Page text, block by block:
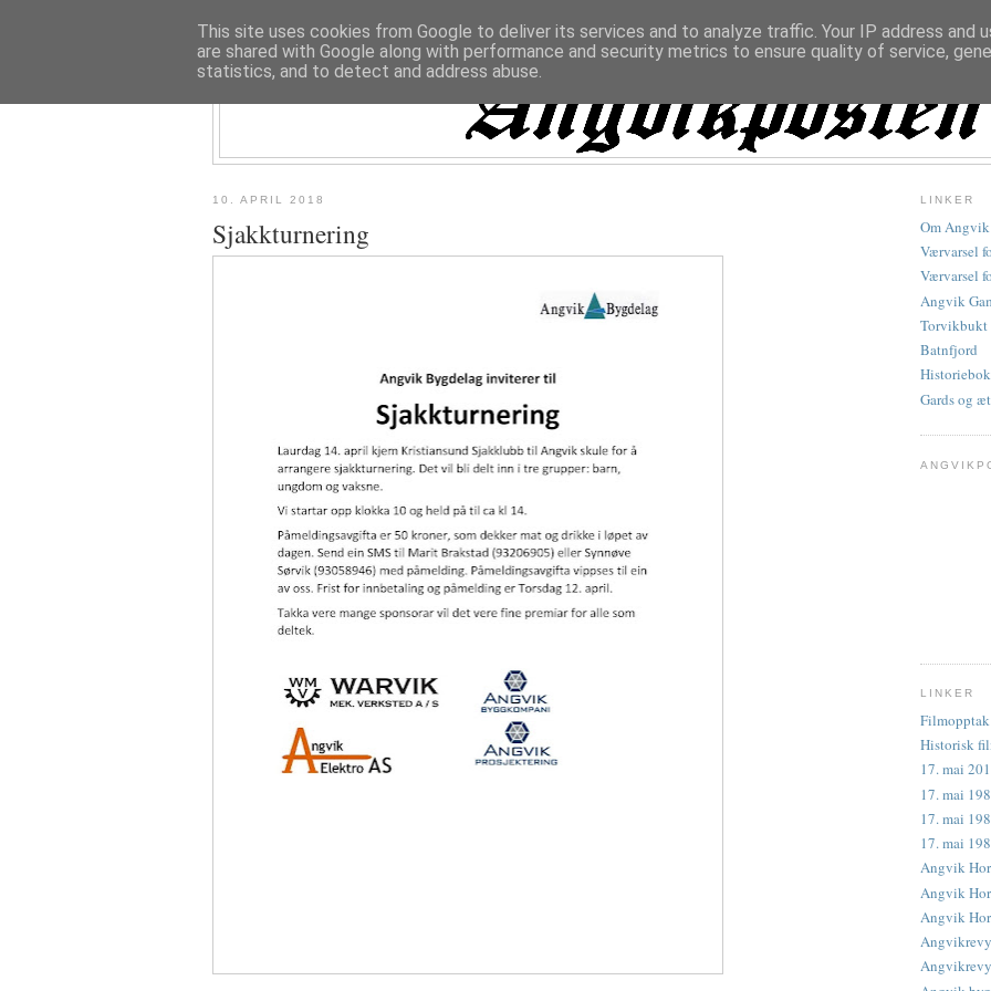
10. APRIL 2018
Sjakkturnering
LINKER
Om Angvik
Værvarsel
Værvarsel
Angvik
Torvikbukt
Batnfjord
Gards og
LINKER
Historisk
17. mai
17. mai
17. mai
17. mai
Angvik
Angvik
Angvik
This site uses cookies from Google to deliver its services and to analyze traffic. Your IP address and
are shared with Google along with performance and security metrics to ensure quality of service,
statistics, and to detect and address abuse.